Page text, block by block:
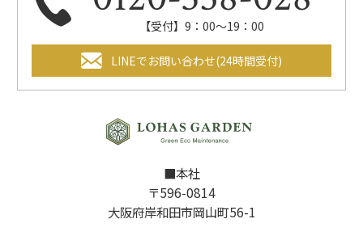
【受付】9：00～19：00
LINEでお問い合わせ(24時間受付)
■本社
〒596-0814
大阪府岸和田市岡山町56-1